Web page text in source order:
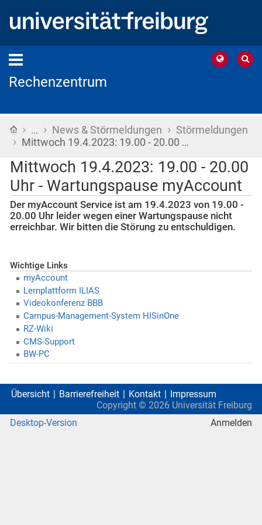
Rechenzentrum
Startseite
› … › News & Störmeldungen › Störmeldungen
› Mittwoch 19.4.2023: 19.00 - 20.00 …
Mittwoch 19.4.2023: 19.00 - 20.00
Uhr - Wartungspause myAccount
Der myAccount Service ist am 19.4.2023 von 19.00 -
20.00 Uhr leider wegen einer Wartungspause nicht
erreichbar. Wir bitten die Störung zu entschuldigen.
Wichtige Links
myAccount
Lernplattform ILIAS
Videokonferenz BBB
Campus-Management-System HISinOne
RZ-Wiki
CMS-Support
BW-PC
Übersicht Barrierefreiheit Kontakt
Impressum
Copyright © 2026 Universität Freiburg
Desktop-Version
Anmelden